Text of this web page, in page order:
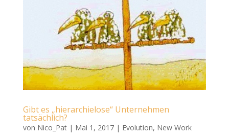
Gibt es „hierarchielose“ Unternehmen
tatsächlich?
von Nico_Pat| Mai 1, 2017| Evolution, New Work